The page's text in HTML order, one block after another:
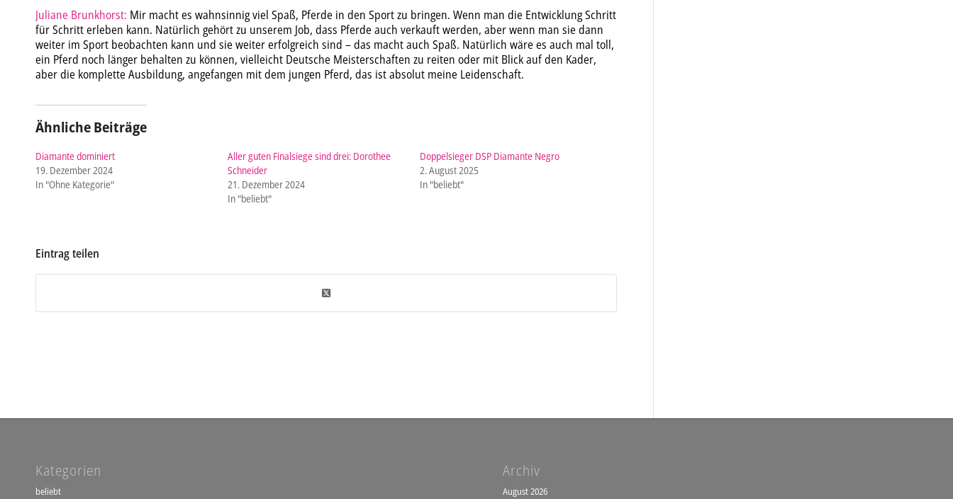
Juliane Brunkhorst: Mir macht es wahnsinnig viel Spaß, Pferde in den Sport zu bringen. Wenn man die Entwicklung Schritt
für Schritt erleben kann. Natürlich gehört zu unserem Job, dass Pferde auch verkauft werden, aber wenn man sie dann
weiter im Sport beobachten kann und sie weiter erfolgreich sind – das macht auch Spaß. Natürlich wäre es auch mal toll,
ein Pferd noch länger behalten zu können, vielleicht Deutsche Meisterschaften zu reiten oder mit Blick auf den Kader,
aber die komplette Ausbildung, angefangen mit dem jungen Pferd, das ist absolut meine Leidenschaft.
Ähnliche Beiträge
Diamante dominiert
19. Dezember 2024
In "Ohne Kategorie"
Aller guten Finalsiege sind drei: Dorothee
Schneider
21. Dezember 2024
In "beliebt"
Doppelsieger DSP Diamante Negro
2. August 2025
In "beliebt"
Eintrag teilen
Kategorien
beliebt
Archiv
August 2026